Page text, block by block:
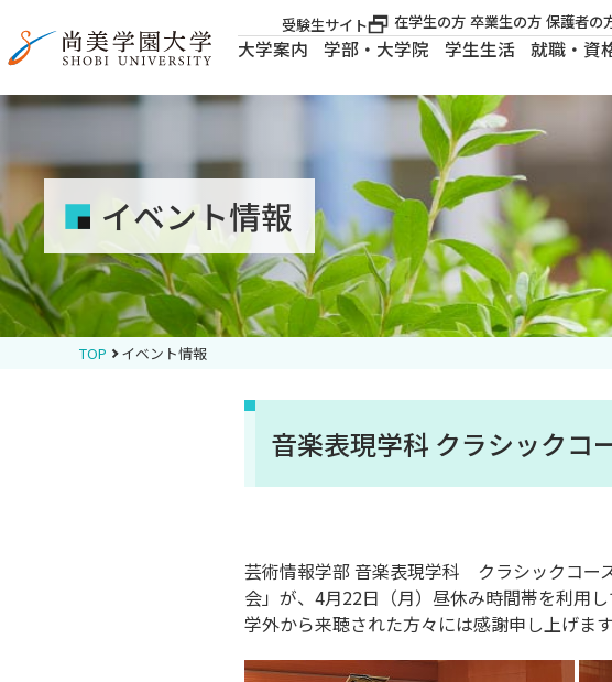
受験生サイト 在学生の方 卒業生の方 保護者の
大学案内 学部・大学院 学生生活 就職・資
学部・大学院
学生生活
大学案内
建
ャ
イベント情報
TOP イベント情報
音楽表現学科 クラシックコ
芸術情報学部 音楽表現学科 クラシックコー
会」が、4月22日（月）昼休み時間帯を利用
学外から来聴された方々には感謝申し上げます